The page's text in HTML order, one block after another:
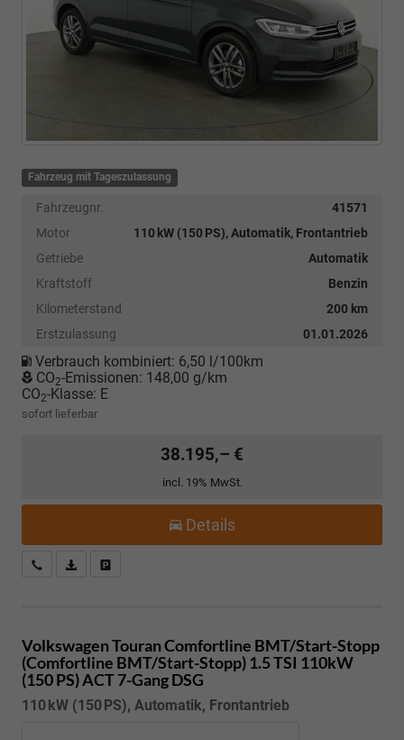
Fahrzeug mit Tageszulassung
Fahrzeugnr.
41571
Motor
110 kW (150 PS), Automatik, Frontantrieb
Getriebe
Automatik
Kraftstoff
Benzin
Kilometerstand
200 km
Erstzulassung
01.01.2026
Verbrauch kombiniert: 6,50 l/100km
CO2-Emissionen: 148,00 g/km
CO2-Klasse: E
sofort lieferbar
38.195,– €
incl. 19% MwSt.
Details
Kostenloser Rückruf-Service
PDF-Datei, Fahrzeugexposé drucken
Volkswagen TouranComfortline BMT/Start-Stopp
(Comfortline BMT/Start-Stopp) 1.5 TSI 110kW
(150 PS) ACT 7-Gang DSG
110 kW (150 PS), Automatik, Frontantrieb